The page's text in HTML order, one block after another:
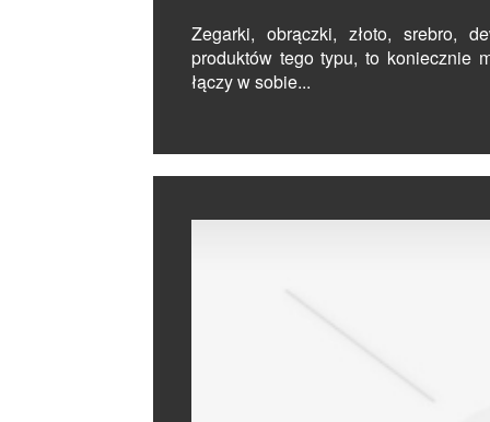
Zegarki, obrączki, złoto, srebro,
produktów tego typu, to koniecznie
łączy w sobie...